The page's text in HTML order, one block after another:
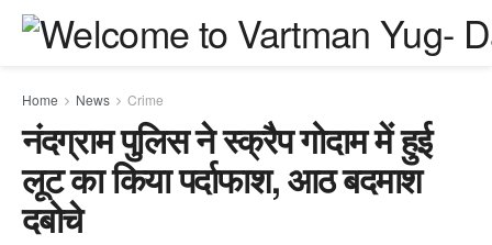
Home News Crime
नंदग्राम पुलिस ने स्क्रैप गोदाम में हुई
लूट का किया पर्दाफाश, आठ बदमाश
दबोचे